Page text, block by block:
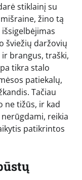
stiklainį su
žino tą
šviežių daržovių
brangus, traški,
tikra stalo
patiekalų,
Tačiau
ne tižūs, ir kad
reikia
patikrintos